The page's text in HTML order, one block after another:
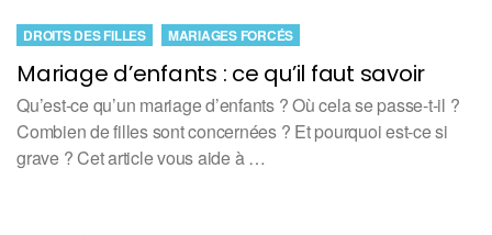
Mariage d’enfants : ce qu’il faut savoir
DROITS DES FILLES MARIAGES FORCÉS
Qu’est-ce qu’un mariage d’enfants ? Où cela se passe-t-il ?
Combien de filles sont concernées ? Et pourquoi est-ce si
grave ? Cet article vous aide à …